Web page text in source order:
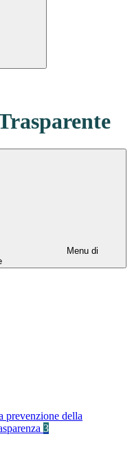
Menu di
prevenzione della
3